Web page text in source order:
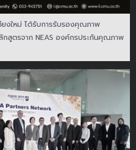
ยงใหม่ ได้รับการรับรองคุณภาพ
สูตรจาก NEAS องค์กรประกันคุณภาพ